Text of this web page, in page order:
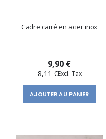
Cadre carré en acier inox
9,90 €
8,11 €
AJOUTER AU PANIER